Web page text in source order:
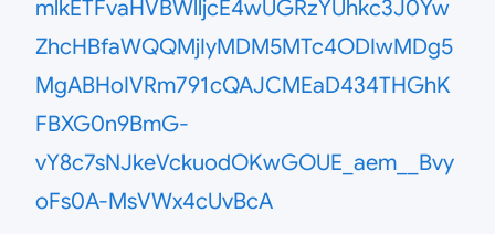
mlkETFvaHVBWlljcE4wUGRzYUhkc3J0Yw
ZhcHBfaWQQMjIyMDM5MTc4ODIwMDg5
MgABHoIVRm791cQAJCMEaD434THGhK
FBXG0n9BmG-
vY8c7sNJkeVckuodOKwGOUE_aem__Bvy
oFs0A-MsVWx4cUvBcA